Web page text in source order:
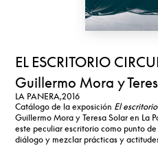
EL ESCRITORIO
Guillermo Mora y
LA PANERA,2016
Catálogo de la exposición El
Guillermo Mora y Teresa Solar en La
este peculiar escritorio como punto
diálogo y mezclar prácticas y